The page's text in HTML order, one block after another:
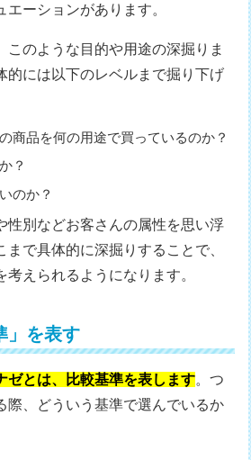
ーションがあります。
このような目的や用途の深掘りま
的には以下のレベルまで掘り下げ
商品を何の用途で買っているのか？
？
のか？
性別などお客さんの属性を思い浮
で具体的に深掘りすることで、
考えられるようになります。
」を表す
ゼとは、比較基準を表します。つ
際、どういう基準で選んでいるか